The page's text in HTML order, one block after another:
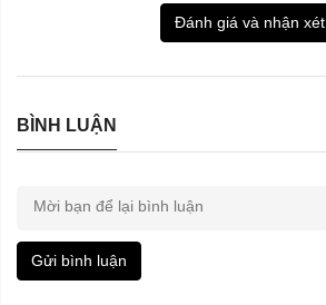
Đánh giá và nhận xét
BÌNH LUẬN
Gửi bình luận